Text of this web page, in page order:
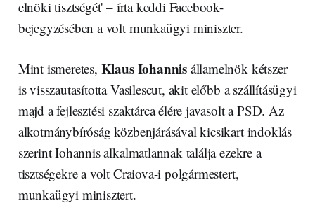
elnöki tisztségét' – írta keddi Facebook-
bejegyzésében a volt munkaügyi miniszter.
Mint ismeretes, Klaus Iohannis államelnök kétszer
is visszautasította Vasilescut, akit előbb a szállításügyi
majd a fejlesztési szaktárca élére javasolt a PSD. Az
alkotmánybíróság közbenjárásával kicsikart indoklás
szerint Iohannis alkalmatlannak találja ezekre a
tisztségekre a volt Craiova-i polgármestert,
munkaügyi minisztert.